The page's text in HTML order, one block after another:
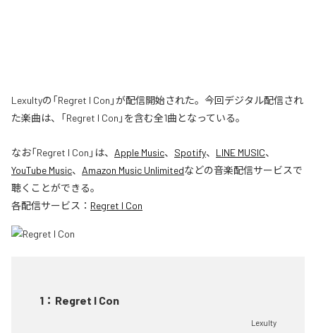
Lexultyの「Regret I Con」が配信開始された。今回デジタル配信され
た楽曲は、「Regret I Con」を含む全1曲となっている。
なお「Regret I Con 」は、 Apple Music、 Spotify、 LINE MUSIC、
YouTube Music、 Amazon Music Unlimitedなどの音楽配信サービスで
聴くことができる。
各配信サービス： Regret I Con
1 ： Regret I Con
Lexulty